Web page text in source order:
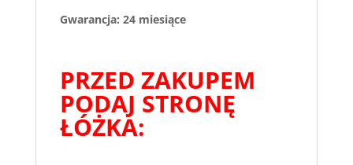
Gwarancja: 24 miesiące
PRZED ZAKUPEM
PODAJ STRONĘ
ŁÓŻKA: